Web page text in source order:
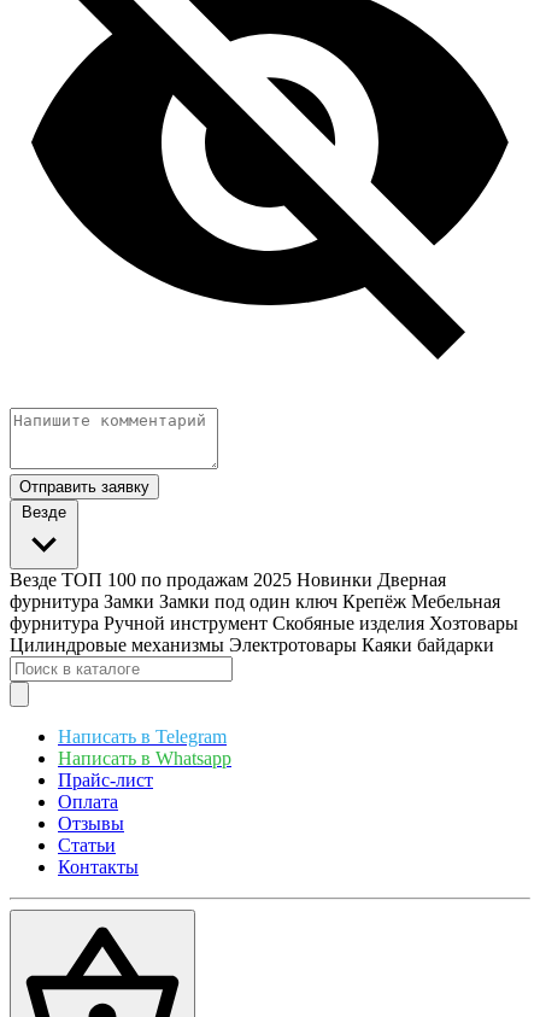
Отправить заявку
Везде
Везде ТОП 100 по продажам 2025 Новинки Дверная
фурнитура Замки Замки под один ключ Крепёж Мебельная
фурнитура Ручной инструмент Скобяные изделия Хозтовары
Цилиндровые механизмы Электротовары Каяки байдарки
Написать в Telegram
Написать в Whatsapp
Прайс-лист
Оплата
Отзывы
Статьи
Контакты